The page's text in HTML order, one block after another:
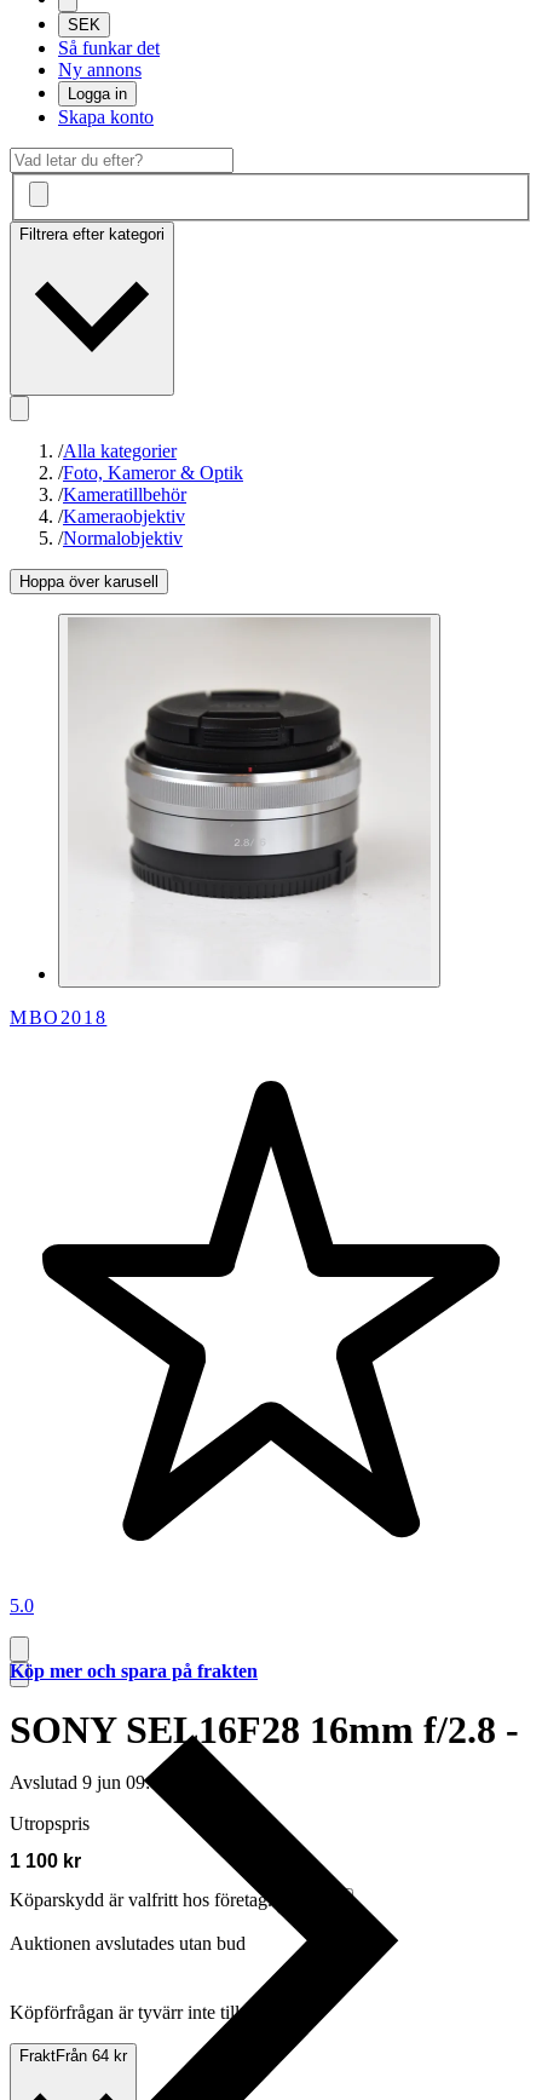
SEK
Så funkar det
Ny annons
Logga in
Skapa konto
Filtrera efter kategori
/Alla kategorier
/Foto, Kameror & Optik
/Kameratillbehör
/Kameraobjektiv
/Normalobjektiv
Hoppa över karusell
MBO2018
5.0
SONY SEL16F28 16mm f/2.8 -
Avslutad 9 jun 09:49
Utropspris
1 100 kr
Köparskydd är valfritt hos företag.
Auktionen avslutades utan bud
Köpförfrågan är tyvärr inte tillgänglig.
FraktFrån 64 kr
Köp mer och spara på frakten